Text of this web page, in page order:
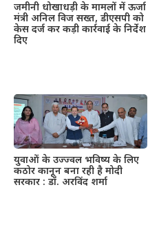
जमीनी धोखाधड़ी के मामलों में ऊर्जा
मंत्री अनिल विज सख्त, डीएसपी को
केस दर्ज कर कड़ी कार्रवाई के निर्देश
दिए
युवाओं के उज्ज्वल भविष्य के लिए
कठोर कानून बना रही है मोदी
सरकार : डॉ. अरविंद शर्मा